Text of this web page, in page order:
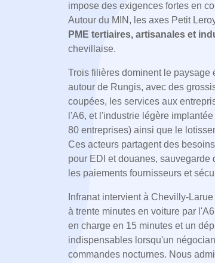
impose des exigences fortes en
Autour du MIN, les axes Petit
PME tertiaires, artisanales et
chevillaise.
Trois filières dominent le
autour de Rungis, avec des
coupées, les services aux
l'A6, et l'industrie légère
80 entreprises) ainsi que le
Ces acteurs partagent des besoins
pour EDI et douanes,
les paiements fournisseurs et
Infranat intervient à Chevilly-
à trente minutes en voiture par
en charge en 15 minutes et un
indispensables lorsqu'un
commandes nocturnes. Nous